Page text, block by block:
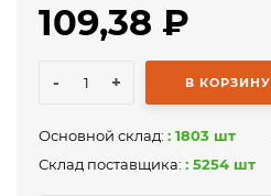
109,38 ₽
- + В КОРЗИНУ
Основной склад: : 1803 шт
Склад поставщика: : 5254 шт